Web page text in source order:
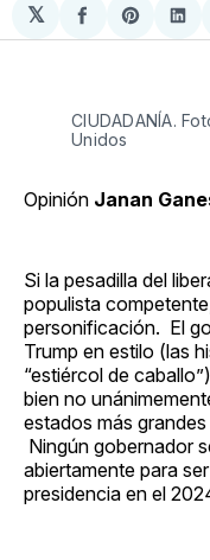
𝕏
Compartir
en
Share
on
en
CIUDADANÍA.
Unidos
Opinión Janan
Si la pesadilla del
populista
personificación. El
Trump en estilo (las
“estiércol de
bien no
estados más
Ningún gobernador
abiertamente para
presidencia en el